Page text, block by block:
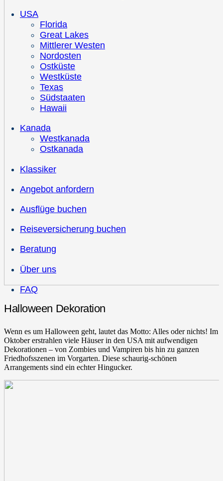
USA
Florida
Great Lakes
Mittlerer Westen
Nordosten
Ostküste
Westküste
Texas
Südstaaten
Hawaii
Kanada
Westkanada
Ostkanada
Klassiker
Angebot anfordern
Ausflüge buchen
Reiseversicherung buchen
Beratung
Über uns
FAQ
Halloween Dekoration
Wenn es um Halloween geht, lautet das Motto: Alles oder nichts! Im
Oktober erstrahlen viele Häuser in den USA mit aufwendigen
Dekorationen – von Zombies und Vampiren bis hin zu ganzen
Friedhofsszenen im Vorgarten. Diese schaurig-schönen
Arrangements sind ein echter Hingucker.